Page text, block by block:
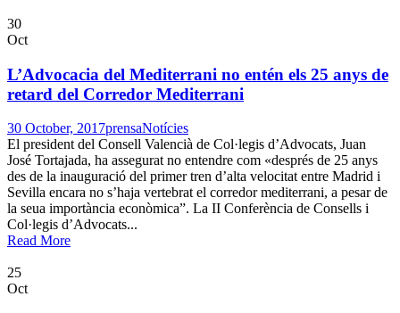
30
Oct
L’Advocacia del Mediterrani no entén els 25 anys de
retard del Corredor Mediterrani
30 October, 2017prensaNotícies
El president del Consell Valencià de Col·legis d’Advocats, Juan
José Tortajada, ha assegurat no entendre com «després de 25 anys
des de la inauguració del primer tren d’alta velocitat entre Madrid i
Sevilla encara no s’haja vertebrat el corredor mediterrani, a pesar de
la seua importància econòmica”. La II Conferència de Consells i
Col·legis d’Advocats...
Read More
25
Oct